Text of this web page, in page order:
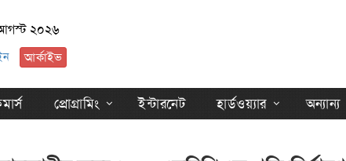
২০২৬
আর্কাইভ
প্রোগ্রামিং ইন্টারনেট হার্ডওয়্যার অন্যান্য